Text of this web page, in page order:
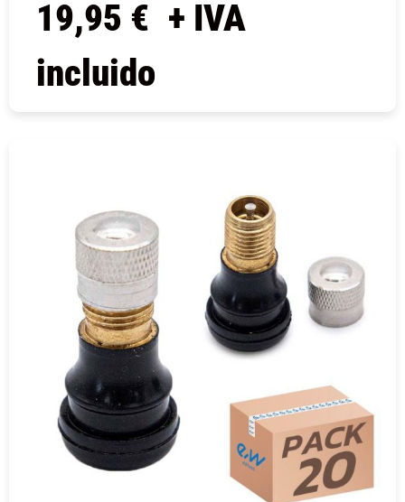
19,95 € + IVA
incluido